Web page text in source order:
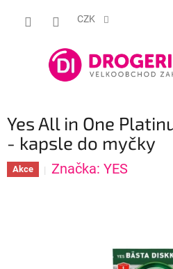
CZK
Yes All in One
- kapsle do myčky
Akce Značka: YES